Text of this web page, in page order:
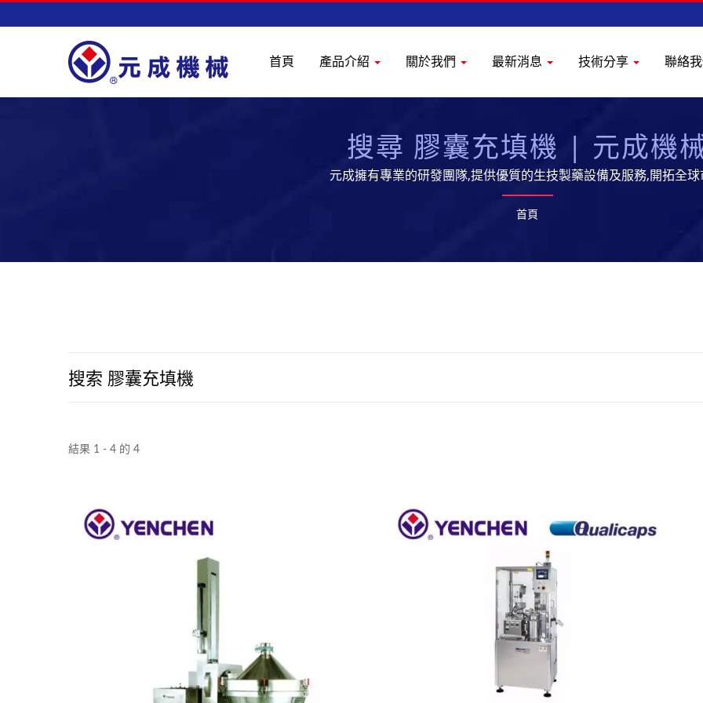
首頁 產品介紹 關於我們 最新消息 技術分享 聯絡
搜尋 膠囊充填機 | 元成機
元成擁有專業的研發團隊,提供優質的生技製藥設備及服務,開拓全
首頁
搜索 膠囊充填機
結果 1 - 4 的 4